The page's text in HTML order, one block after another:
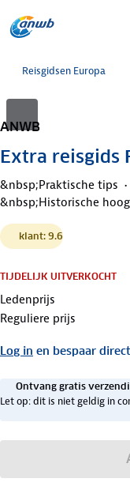
Reisgidsen Europa
ANWB
Extra reisgids
&nbsp;Praktische tips
&nbsp;Historische
klant: 9.6
TIJDELIJK UITVERKOCHT
Ledenprijs
Reguliere prijs
Log in en bespaar direct
Ontvang gratis
Let op: dit is niet geldig in